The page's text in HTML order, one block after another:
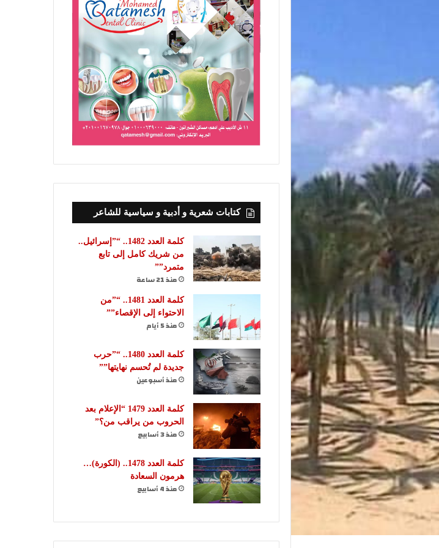
كتابات شعرية و أدبية و سياسية للشاعر
كلمة العدد 1482.. “”إسرائيل..
من شريك كامل إلى تابع
متمرد””
منذ 21 ساعة
كلمة العدد 1481.. “”من
الاحتواء إلى الإقصاء””
منذ 5 أيام
كلمة العدد 1480.. “”حرب
جديدة لم تُحسم نهايتها””
منذ أسبوعين
كلمة العدد 1479 “الإعلام بعد
الحروب من يراقب من؟”
منذ 3 أسابيع
كلمة العدد 1478.. (الكورة)…
هرمون السعادة
منذ 4 أسابيع